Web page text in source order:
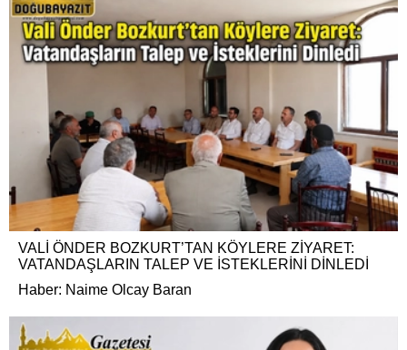
VALİ ÖNDER BOZKURT’TAN KÖYLERE ZİYARET:
VATANDAŞLARIN TALEP VE İSTEKLERİNİ DİNLEDİ
Haber: Naime Olcay Baran